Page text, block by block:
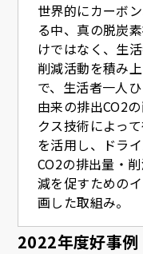
世界的にカーボ
る中、真の脱炭
けではなく、生
削減活動を積み
で、生活者一人
由来の排出CO2
クス技術によっ
を活用し、ドラ
CO2の排出量・
減を促すための
画した取組み。
2022年度好事例